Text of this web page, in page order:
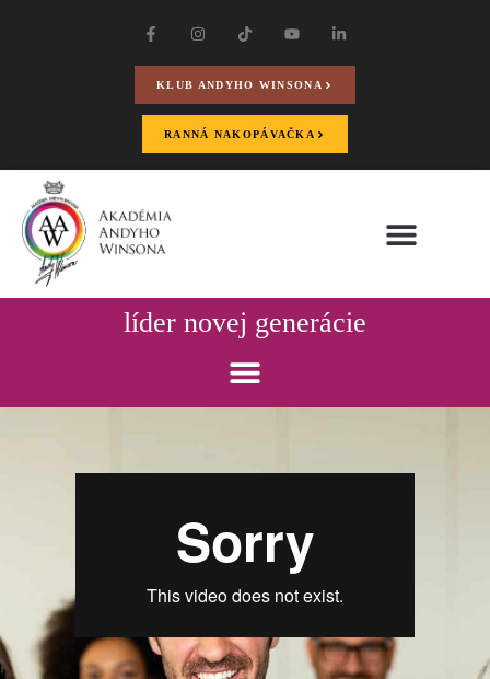
KLUB ANDYHO WINSONA
RANNÁ NAKOPÁVAČKA
líder novej generácie